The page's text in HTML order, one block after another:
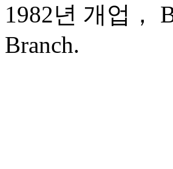
1982년 개업，
Branch.